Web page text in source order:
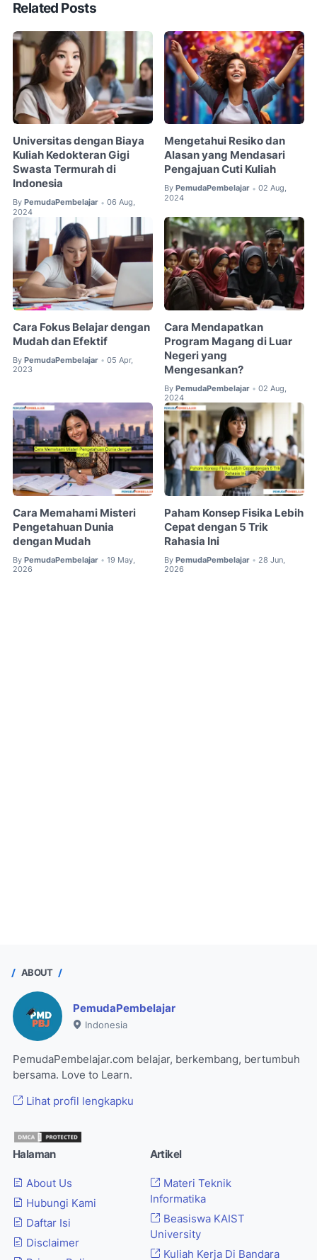
Related Posts
Universitas dengan Biaya
Kuliah Kedokteran Gigi
Swasta Termurah di
Indonesia
By PemudaPembelajar • 06 Aug,
2024
Mengetahui Resiko dan
Alasan yang Mendasari
Pengajuan Cuti Kuliah
By PemudaPembelajar • 02 Aug,
2024
Cara Fokus Belajar dengan
Mudah dan Efektif
By PemudaPembelajar • 05 Apr,
2023
Cara Mendapatkan
Program Magang di Luar
Negeri yang
Mengesankan?
By PemudaPembelajar • 02 Aug,
2024
Cara Memahami Misteri
Pengetahuan Dunia
dengan Mudah
By PemudaPembelajar • 19 May,
2026
Paham Konsep Fisika Lebih
Cepat dengan 5 Trik
Rahasia Ini
By PemudaPembelajar • 28 Jun,
2026
ABOUT
PemudaPembelajar
Indonesia
PemudaPembelajar.com belajar, berkembang, bertumbuh
bersama. Love to Learn.
Lihat profil lengkapku
Halaman
About Us
Hubungi Kami
Daftar Isi
Disclaimer
Artikel
Materi Teknik
Informatika
Beasiswa KAIST
University
Kuliah Kerja Di Bandara